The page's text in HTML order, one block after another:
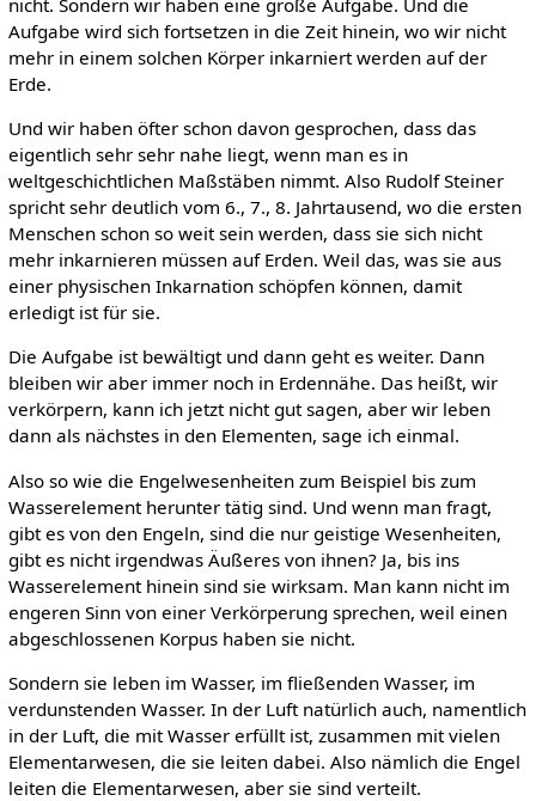
Aufgabe wird sich fortsetzen in die Zeit hinein, wo wir nicht
mehr in einem solchen Körper inkarniert werden auf der
Erde.
Und wir haben öfter schon davon gesprochen, dass das
eigentlich sehr sehr nahe liegt, wenn man es in
weltgeschichtlichen Maßstäben nimmt. Also Rudolf Steiner
spricht sehr deutlich vom 6., 7., 8. Jahrtausend, wo die ersten
Menschen schon so weit sein werden, dass sie sich nicht
mehr inkarnieren müssen auf Erden. Weil das, was sie aus
einer physischen Inkarnation schöpfen können, damit
erledigt ist für sie.
Die Aufgabe ist bewältigt und dann geht es weiter. Dann
bleiben wir aber immer noch in Erdennähe. Das heißt, wir
verkörpern, kann ich jetzt nicht gut sagen, aber wir leben
dann als nächstes in den Elementen, sage ich einmal.
Also so wie die Engelwesenheiten zum Beispiel bis zum
Wasserelement herunter tätig sind. Und wenn man fragt,
gibt es von den Engeln, sind die nur geistige Wesenheiten,
gibt es nicht irgendwas Äußeres von ihnen? Ja, bis ins
Wasserelement hinein sind sie wirksam. Man kann nicht im
engeren Sinn von einer Verkörperung sprechen, weil einen
abgeschlossenen Korpus haben sie nicht.
Sondern sie leben im Wasser, im fließenden Wasser, im
verdunstenden Wasser. In der Luft natürlich auch, namentlich
in der Luft, die mit Wasser erfüllt ist, zusammen mit vielen
Elementarwesen, die sie leiten dabei. Also nämlich die Engel
leiten die Elementarwesen, aber sie sind verteilt.